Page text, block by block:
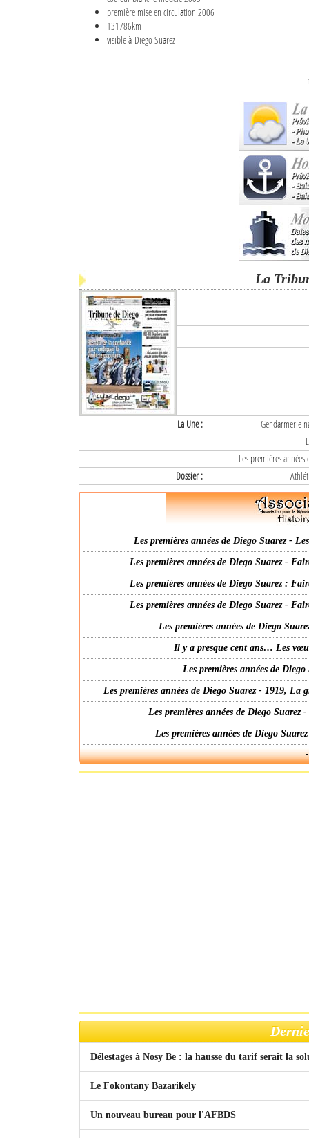
première mise en circulation 2006
131786km
visible à Diego Suarez
La
La Une :
Gendarmerie
Les premières
Dossier :
Les premières années de Diego Suarez -
Les premières années de Diego Suarez -
Les premières années de Diego Suarez :
Les premières années de Diego Suarez -
Les premières années de Diego
Il y a presque cent ans… Les
Les premières années de
Les premières années de Diego Suarez - 1919,
Les premières années de Diego
Les premières années de Diego
Délestages à Nosy Be : la hausse du tarif serait la
Le Fokontany Bazarikely
Un nouveau bureau pour l'AFBDS